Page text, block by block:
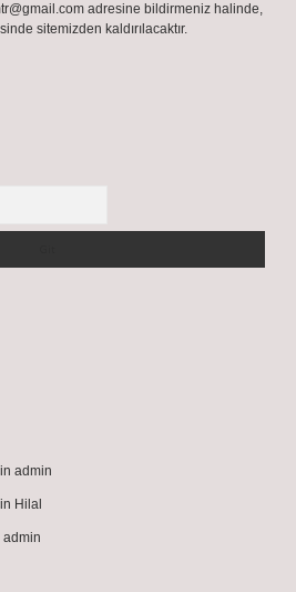
adresine bildirmeniz halinde,
sitemizden kaldırılacaktır.
admin
Hilal
admin